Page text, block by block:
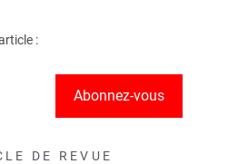
:
Abonnez-vous
DE REVUE